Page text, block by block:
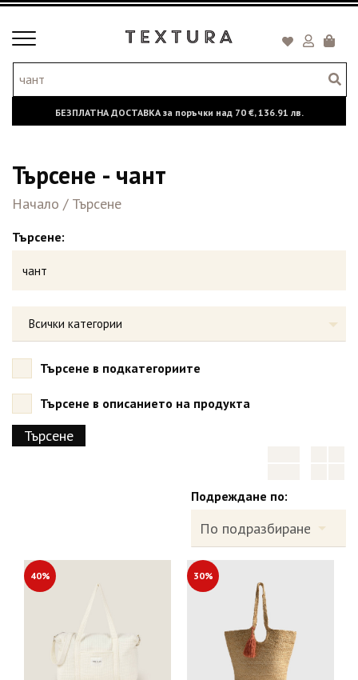
Toggle
БЕЗПЛАТНА ДОСТАВКА за поръчки над 70 €,136.91 лв.
Търсене - чант
Начало / Търсене
Търсене:
Всички категории
Търсене в подкатегориите
Търсене в описанието на продукта
Подреждане по:
40% 30%